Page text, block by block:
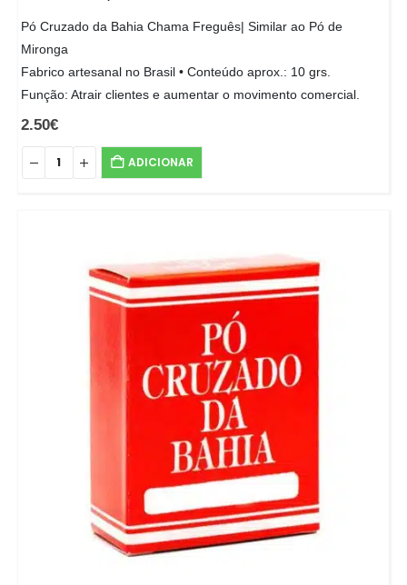
Pó Cruzado da Bahia Chama Freguês| Similar ao Pó de
Mironga
Fabrico artesanal no Brasil • Conteúdo aprox.: 10 grs.
Função: Atrair clientes e aumentar o movimento comercial.
2.50€
ADICIONAR